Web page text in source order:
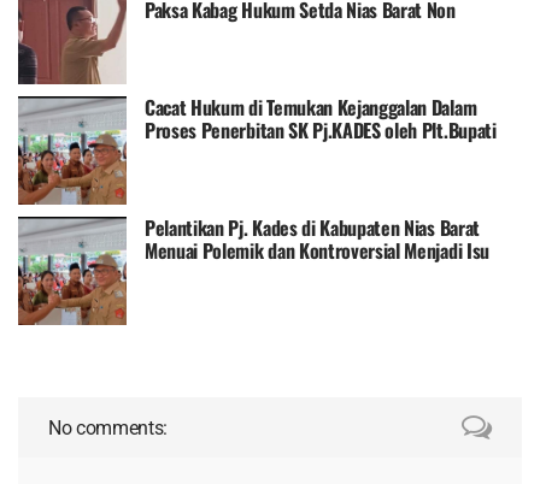
Paksa Kabag Hukum Setda Nias Barat Non
Cacat Hukum di Temukan Kejanggalan Dalam
Proses Penerbitan SK Pj.KADES oleh Plt.Bupati
Pelantikan Pj. Kades di Kabupaten Nias Barat
Menuai Polemik dan Kontroversial Menjadi Isu
No comments: